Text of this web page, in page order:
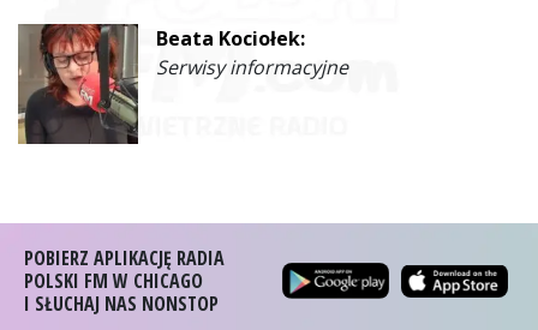
Beata Kociołek:
Serwisy informacyjne
POBIERZ APLIKACJĘ RADIA
POLSKI FM W CHICAGO
I SŁUCHAJ NAS NONSTOP